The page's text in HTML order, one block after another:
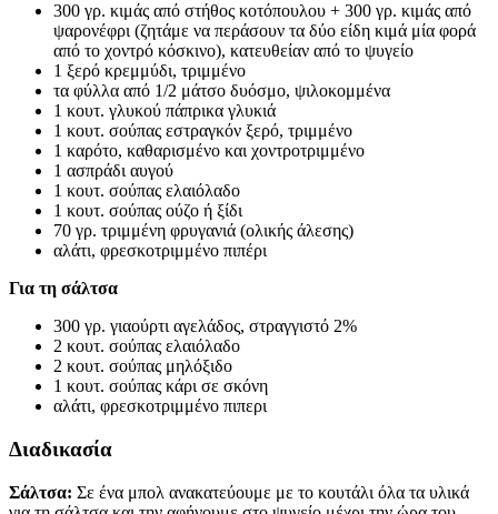
300 γρ. κιμάς από στήθος κοτόπουλου + 300 γρ. κιμάς από
ψαρονέφρι (ζητάμε να περάσουν τα δύο είδη κιμά μία φορά
από το χοντρό κόσκινο), κατευθείαν από το ψυγείο
1 ξερό κρεμμύδι, τριμμένο
τα φύλλα από 1/2 μάτσο δυόσμο, ψιλοκομμένα
1 κουτ. γλυκού πάπρικα γλυκιά
1 κουτ. σούπας εστραγκόν ξερό, τριμμένο
1 καρότο, καθαρισμένο και χοντροτριμμένο
1 ασπράδι αυγού
1 κουτ. σούπας ελαιόλαδο
1 κουτ. σούπας ούζο ή ξίδι
70 γρ. τριμμένη φρυγανιά (ολικής άλεσης)
αλάτι, φρεσκοτριμμένο πιπέρι
Για τη σάλτσα
300 γρ. γιαούρτι αγελάδος, στραγγιστό 2%
2 κουτ. σούπας ελαιόλαδο
2 κουτ. σούπας μηλόξιδο
1 κουτ. σούπας κάρι σε σκόνη
αλάτι, φρεσκοτριμμένο πιπερι
Διαδικασία
Σάλτσα: Σε ένα μπολ ανακατεύουμε με το κουτάλι όλα τα υλικά